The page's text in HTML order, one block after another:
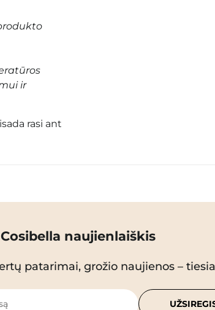
ir
rasi ant
Cosibella naujienlaiškis
patarimai, grožio naujienos –